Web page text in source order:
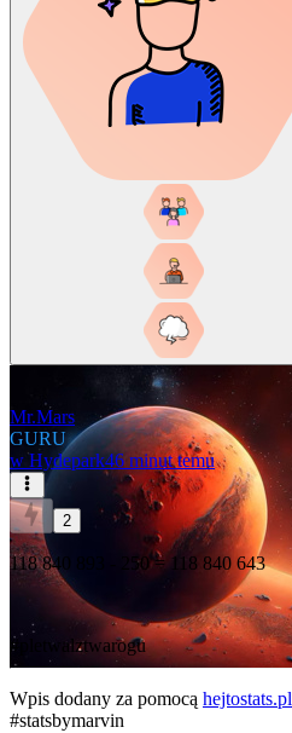
Mr.Mars
GURU
w Hydepark46 minut temu
2
118 840 893 - 250 = 118 840 643
#pletwalztwarogu
Wpis dodany za pomocą hejtostats.pl
#statsbymarvin